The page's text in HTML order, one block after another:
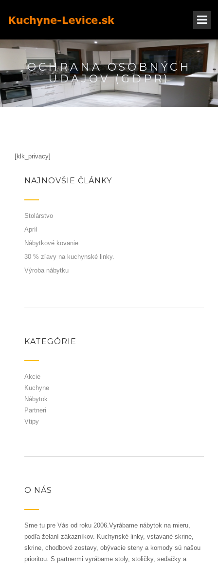
OCHRANA OSOBNÝCH
ÚDAJOV (GDPR)
[klk_privacy]
NAJNOVŠIE ČLÁNKY
Stolárstvo
Apríl
Nábytkové kovanie
30 % zľavy na kuchynské linky.
Výroba nábytku
KATEGÓRIE
Akcie
Kuchyne
Nábytok
Partneri
Vtipy
O NÁS
Sme tu pre Vás od roku 2006.Vyrábame nábytok na mieru,
podľa želaní zákazníkov. Kuchynské linky, vstavané skrine,
skrine, chodbové zostavy, obývacie steny a komody sú našou
prioritou. S partnermi vyrábame stoly, stoličky, sedačky a